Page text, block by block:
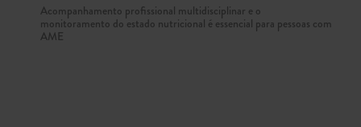
Acompanhamento profissional multidisciplinar e o
monitoramento do estado nutricional é essencial para pessoas com
AME